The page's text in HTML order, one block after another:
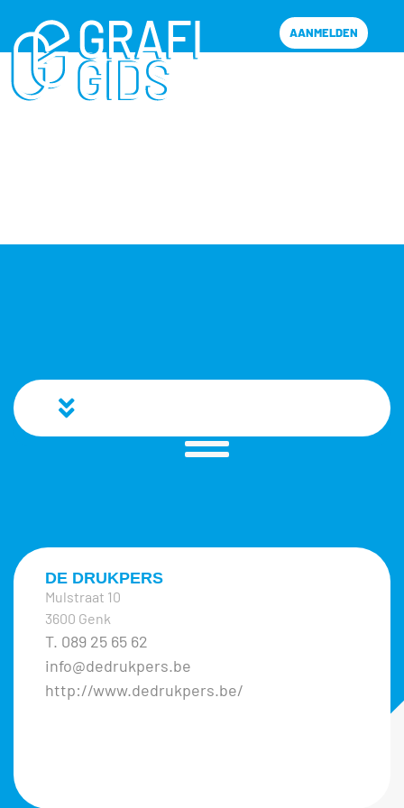
AANMELDEN
DE DRUKPERS
Mulstraat 10
3600 Genk
T. 089 25 65 62
info@dedrukpers.be
http://www.dedrukpers.be/